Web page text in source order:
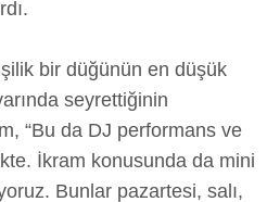
bir düğünün en düşük
seyrettiğinin
“Bu da DJ performans ve
İkram konusunda da mini
Bunlar pazartesi, salı,